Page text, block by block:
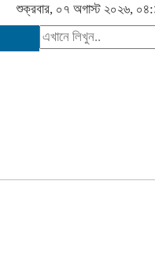
শুক্রবার, ০৭ অগাস্ট ২০২৬,